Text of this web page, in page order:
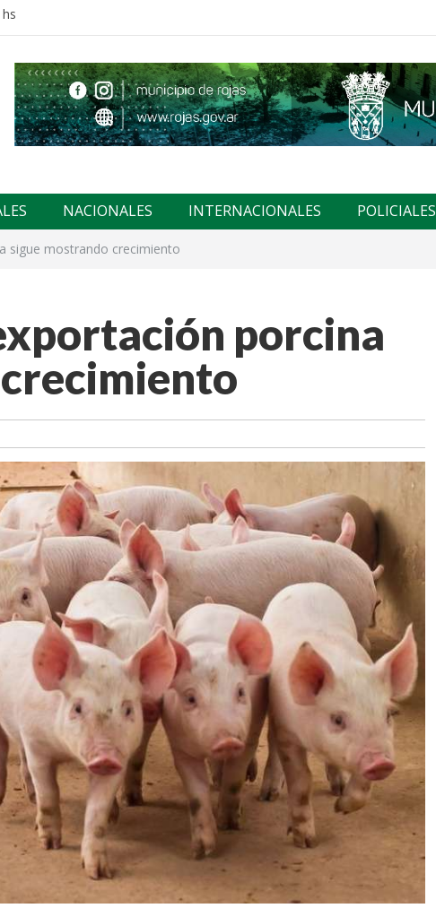
NACIONALES INTERNACIONALES POLICIALES
sigue mostrando crecimiento
porcina